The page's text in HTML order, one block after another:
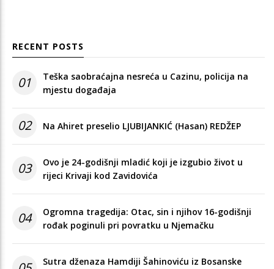
RECENT POSTS
01
Teška saobraćajna nesreća u Cazinu, policija na
mjestu događaja
02 Na Ahiret preselio LJUBIJANKIĆ (Hasan) REDŽEP
03
Ovo je 24-godišnji mladić koji je izgubio život u
rijeci Krivaji kod Zavidovića
04
Ogromna tragedija: Otac, sin i njihov 16-godišnji
rođak poginuli pri povratku u Njemačku
Sutra dženaza Hamdiji Šahinoviću iz Bosanske